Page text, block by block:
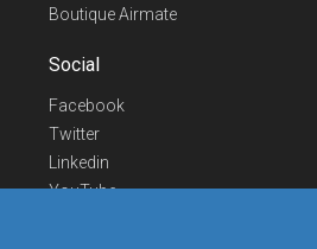
Boutique Airmate
Social
Facebook
Twitter
Linkedin
YouTube